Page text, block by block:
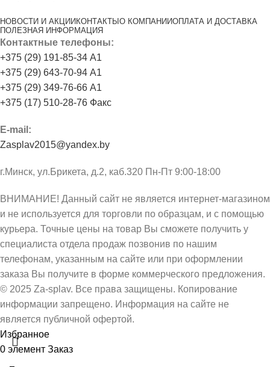
НОВОСТИ И АКЦИИ КОНТАКТЫ О КОМПАНИИОПЛАТА И ДОСТАВКА
ПОЛЕЗНАЯ ИНФОРМАЦИЯ
Контактные телефоны:
+375 (29) 191-85-34 А1
+375 (29) 643-70-94 А1
+375 (29) 349-76-66 А1
+375 (17) 510-28-76 Факс
E-mail:
Zasplav2015@yandex.by
г.Минск, ул.Брикета, д.2, каб.320 Пн-Пт 9:00-18:00
ВНИМАНИЕ! Данный сайт не является интернет-магазином
и не используется для торговли по образцам, и с помощью
курьера. Точные цены на товар Вы сможете получить у
специалиста отдела продаж позвонив по нашим
телефонам, указанным на сайте или при оформлении
заказа Вы получите в форме коммерческого предложения.
© 2025 Za-splav. Все права защищены. Копирование
информации запрещено. Информация на сайте не
является публичной офертой.
Избранное
0 элемент Заказ